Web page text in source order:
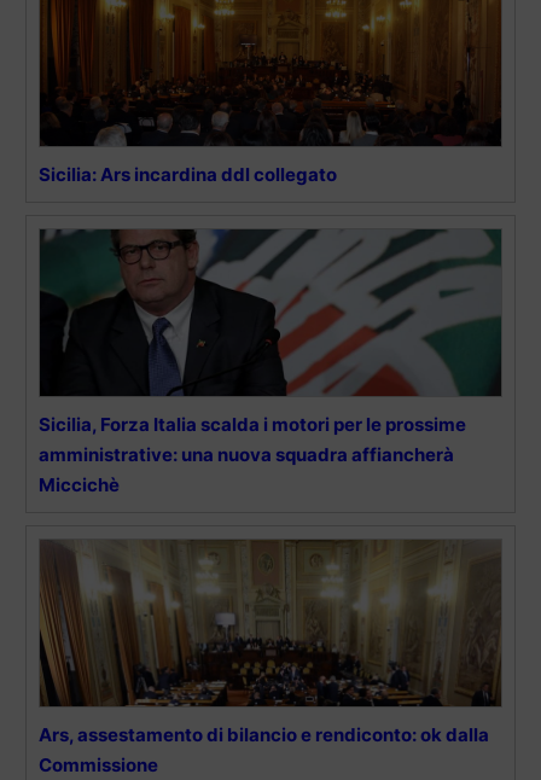
Sicilia: Ars incardina ddl collegato
Sicilia, Forza Italia scalda i motori per le prossime
amministrative: una nuova squadra affiancherà
Miccichè
Ars, assestamento di bilancio e rendiconto: ok dalla
Commissione